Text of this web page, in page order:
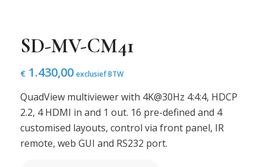
SD-MV-CM41
€1.430,00 exclusief BTW
QuadView multiviewer with 4K@30Hz 4:4:4, HDCP
2.2, 4 HDMI in and 1 out. 16 pre-defined and 4
customised layouts, control via front panel, IR
remote, web GUI and RS232 port.